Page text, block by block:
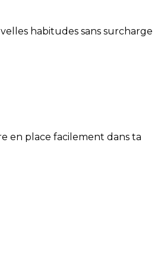
habitudes sans surcharge
en place facilement dans ta